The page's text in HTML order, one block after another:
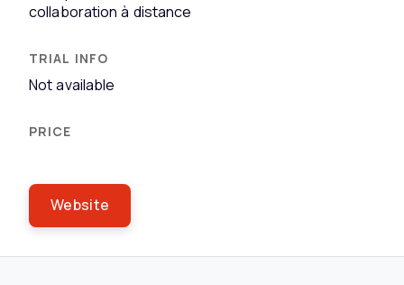
collaboration à distance
Not available
Website